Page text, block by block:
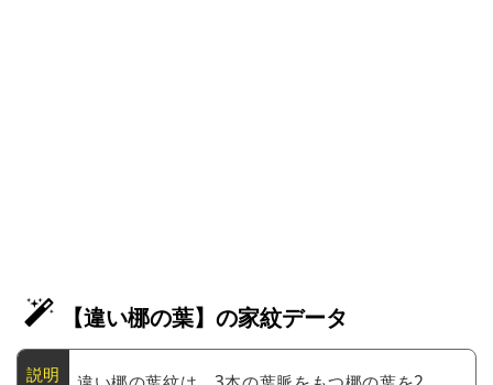
【違い梛の葉】の家紋データ